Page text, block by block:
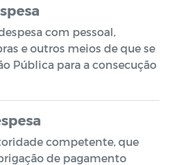
com pessoal,
e outros meios de que se
Pública para a consecução
competente, que
de pagamento